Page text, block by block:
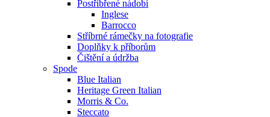
Postříbřené nádobí
Inglese
Barrocco
Stříbrné rámečky na fotografie
Doplňky k příborům
Čištění a údržba
Spode
Blue Italian
Heritage Green Italian
Morris & Co.
Steccato